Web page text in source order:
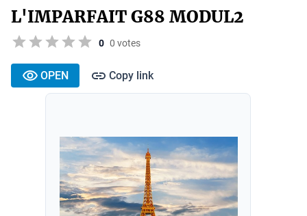
L'IMPARFAIT G88 MODUL2
0 0 votes
OPEN Copy link